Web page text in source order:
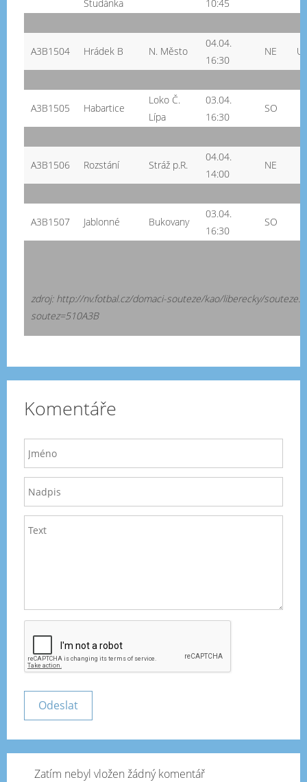
Studánka 10:45
A3B1504 Hrádek B N. Město
04.04.
16:30
NE
A3B1505 Habartice
Loko Č.
Lípa
03.04.
16:30
SO
A3B1506 Rozstání Stráž p.R.
04.04.
14:00
NE
A3B1507 Jablonné Bukovany
03.04.
16:30
SO
zdroj: http://nv.fotbal.cz/domaci-souteze/kao/liberecky/
soutez=510A3B
Komentáře
Zatím nebyl vložen žádný komentář